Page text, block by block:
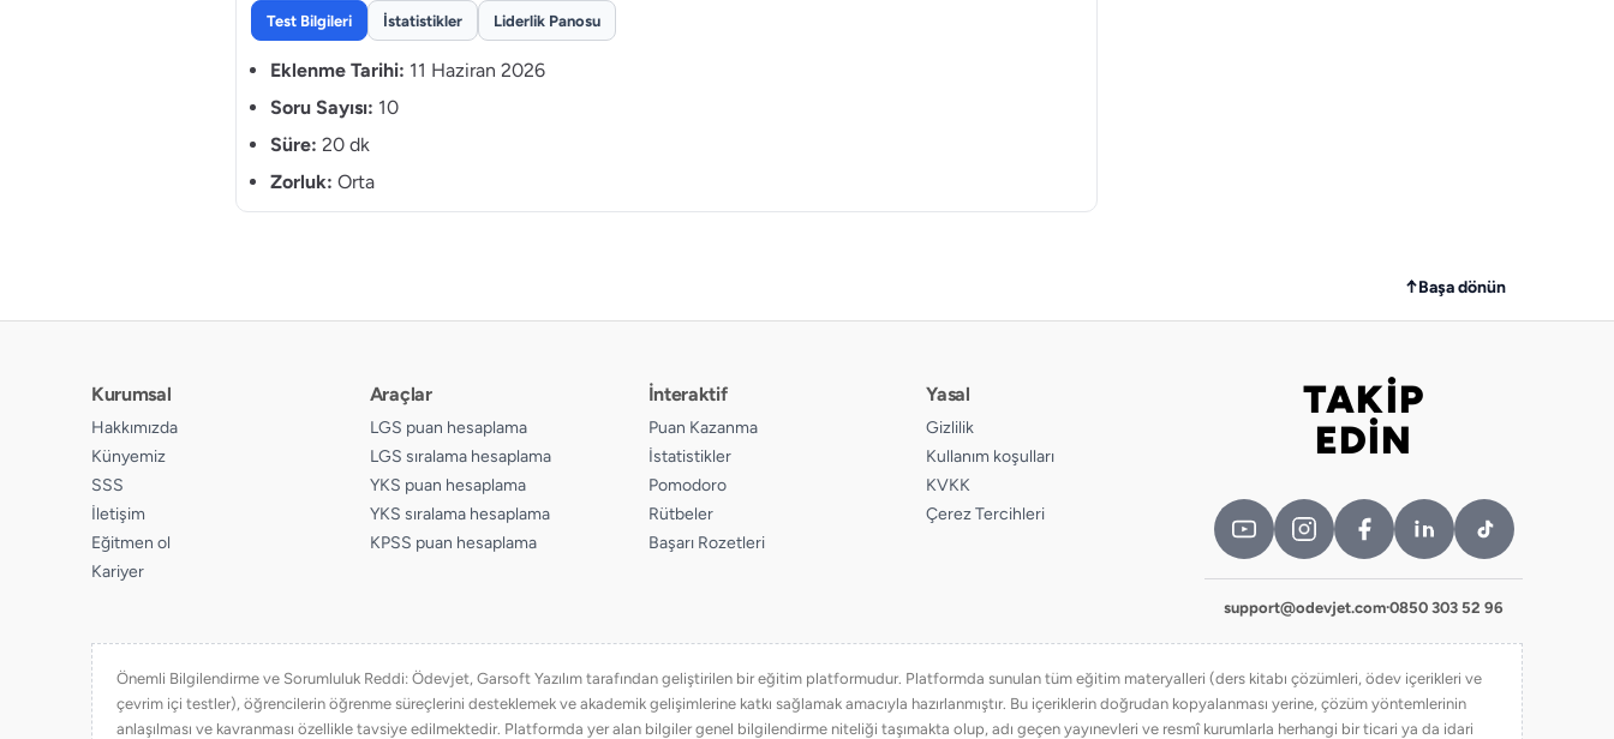
Test Bilgileri İstatistikler Liderlik Panosu
Eklenme Tarihi: 11 Haziran 2026
Soru Sayısı: 10
Süre: 20 dk
Zorluk: Orta
↑Başa dönün
Kurumsal
Hakkımızda
Künyemiz
SSS
İletişim
Eğitmen ol
Kariyer
Araçlar
LGS puan hesaplama
LGS sıralama hesaplama
YKS puan hesaplama
YKS sıralama hesaplama
KPSS puan hesaplama
İnteraktif
Puan Kazanma
İstatistikler
Pomodoro
Rütbeler
Başarı Rozetleri
Yasal
Gizlilik
Kullanım koşulları
KVKK
Çerez Tercihleri
Bizi takip edin
TAKİP
EDİN
support@odevjet.com·0850 303 52 96
Önemli Bilgilendirme ve Sorumluluk Reddi: Ödevjet, Garsoft Yazılım tarafından geliştirilen bir eğitim platformudur. Platformda sunulan tüm eğitim materyalleri (ders kitabı çözümleri, ödev içerikleri ve
çevrim içi testler), öğrencilerin öğrenme süreçlerini desteklemek ve akademik gelişimlerine katkı sağlamak amacıyla hazırlanmıştır. Bu içeriklerin doğrudan kopyalanması yerine, çözüm yöntemlerinin
anlaşılması ve kavranması özellikle tavsiye edilmektedir. Platformda yer alan bilgiler genel bilgilendirme niteliği taşımakta olup, adı geçen yayınevleri ve resmî kurumlarla herhangi bir ticari ya da idari